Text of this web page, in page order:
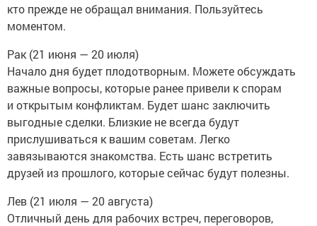
кто прежде не обращал внимания. Пользуйтесь
моментом.
Рак (21 июня — 20 июля)
Начало дня будет плодотворным. Можете обсуждать
важные вопросы, которые ранее привели к спорам
и открытым конфликтам. Будет шанс заключить
выгодные сделки. Близкие не всегда будут
прислушиваться к вашим советам. Легко
завязываются знакомства. Есть шанс встретить
друзей из прошлого, которые сейчас будут полезны.
Лев (21 июля — 20 августа)
Отличный день для рабочих встреч, переговоров,